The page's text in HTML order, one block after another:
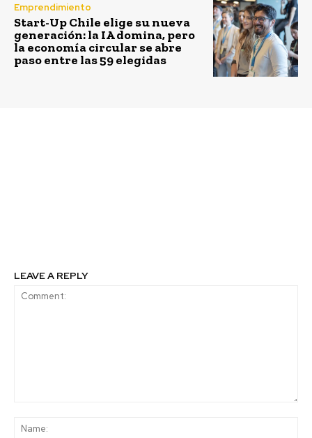
Emprendimiento
Start-Up Chile elige su nueva
generación: la IA domina, pero
la economía circular se abre
paso entre las 59 elegidas
LEAVE A REPLY